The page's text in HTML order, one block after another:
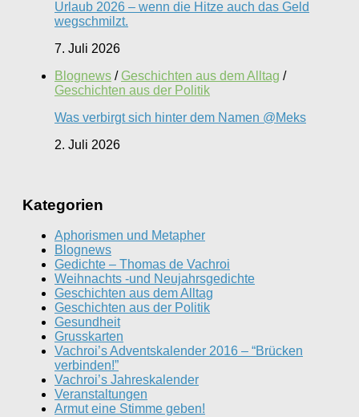
Urlaub 2026 – wenn die Hitze auch das Geld
wegschmilzt.
7. Juli 2026
Blognews / Geschichten aus dem Alltag /
Geschichten aus der Politik
Was verbirgt sich hinter dem Namen @Meks
2. Juli 2026
Kategorien
Aphorismen und Metapher
Blognews
Gedichte – Thomas de Vachroi
Weihnachts -und Neujahrsgedichte
Geschichten aus dem Alltag
Geschichten aus der Politik
Gesundheit
Grusskarten
Vachroi’s Adventskalender 2016 – “Brücken
verbinden!”
Vachroi’s Jahreskalender
Veranstaltungen
Armut eine Stimme geben!